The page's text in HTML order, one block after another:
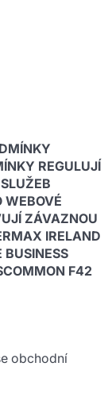
REGULUJÍ
WEBOVÉ
ZÁVAZNOU
IRELAND
BUSINESS
F42
obchodní